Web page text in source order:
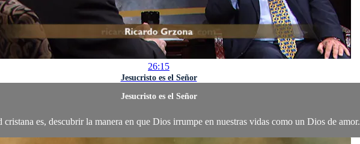
26:15
Jesucristo es el Señor
Jesucristo es el Señor
cristana es, descubrir la manera en que Dios irrumpe en nuestras vidas como un Dios de amor.